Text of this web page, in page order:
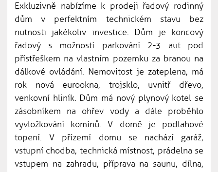
Exkluzivně nabízíme k prodeji řadový rodinný
dům v perfektním technickém stavu bez
nutnosti jakékoliv investice. Dům je koncový
řadový s možností parkování 2-3 aut pod
přístřeškem na vlastním pozemku za branou na
dálkové ovládání. Nemovitost je zateplena, má
rok nová eurookna, trojsklo, uvnitř dřevo,
venkovní hliník. Dům má nový plynový kotel se
zásobníkem na ohřev vody a dále proběhlo
vyvložkování komínů. V domě je podlahové
topení. V přízemí domu se nachází garáž,
vstupní chodba, technická místnost, prádelna se
vstupem na zahradu, příprava na saunu, dílna,